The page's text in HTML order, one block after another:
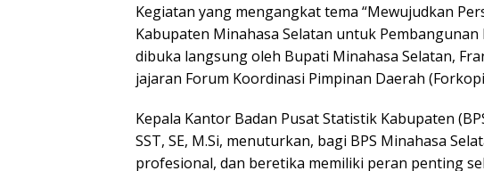
Kegiatan yang mengangkat tema “Mewujudkan
Kabupaten Minahasa Selatan untuk
dibuka langsung oleh Bupati Minahasa Selatan,
jajaran Forum Koordinasi Pimpinan Daerah
Kepala Kantor Badan Pusat Statistik Kabupaten
SST, SE, M.Si, menuturkan, bagi BPS Minahasa
profesional, dan beretika memiliki peran penting